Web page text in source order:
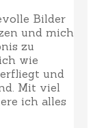
Bilder
und mich
zu
wie
und
Mit viel
ich alles